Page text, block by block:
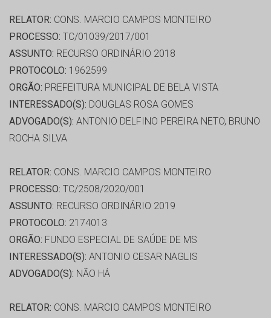
RELATOR: CONS. MARCIO CAMPOS MONTEIRO
PROCESSO: TC/01039/2017/001
ASSUNTO: RECURSO ORDINÁRIO 2018
PROTOCOLO: 1962599
ORGÃO: PREFEITURA MUNICIPAL DE BELA VISTA
INTERESSADO(S): DOUGLAS ROSA GOMES
ADVOGADO(S): ANTONIO DELFINO PEREIRA NETO, BRUNO
ROCHA SILVA
RELATOR: CONS. MARCIO CAMPOS MONTEIRO
PROCESSO: TC/2508/2020/001
ASSUNTO: RECURSO ORDINÁRIO 2019
PROTOCOLO: 2174013
ORGÃO: FUNDO ESPECIAL DE SAÚDE DE MS
INTERESSADO(S): ANTONIO CESAR NAGLIS
ADVOGADO(S): NÃO HÁ
RELATOR: CONS. MARCIO CAMPOS MONTEIRO